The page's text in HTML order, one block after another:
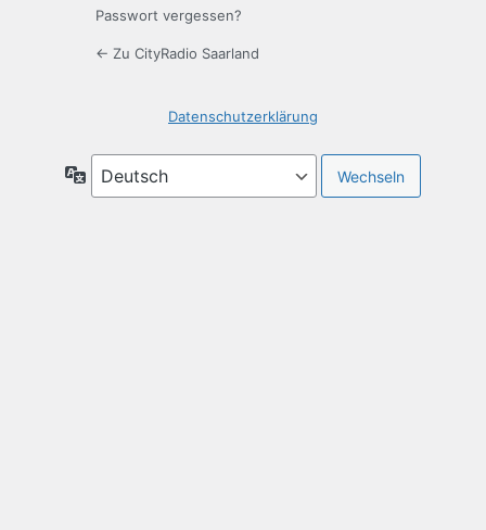
Passwort vergessen?
← Zu CityRadio Saarland
Datenschutzerklärung
Sprache